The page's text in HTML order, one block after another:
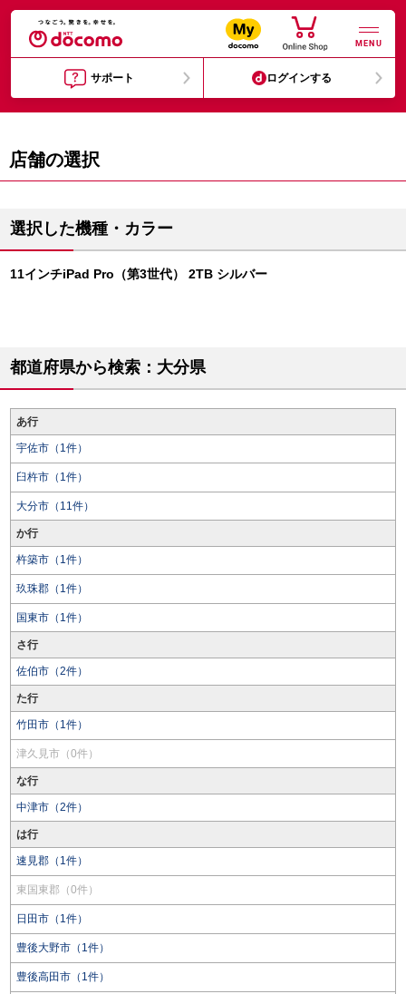
MENU
サポート ログインする
店舗の選択
選択した機種・カラー
11インチiPad Pro（第3世代） 2TB シルバー
都道府県から検索：大分県
あ行
宇佐市（1件）
臼杵市（1件）
大分市（11件）
か行
杵築市（1件）
玖珠郡（1件）
国東市（1件）
さ行
佐伯市（2件）
た行
竹田市（1件）
津久見市（0件）
な行
中津市（2件）
は行
速見郡（1件）
東国東郡（0件）
日田市（1件）
豊後大野市（1件）
豊後高田市（1件）